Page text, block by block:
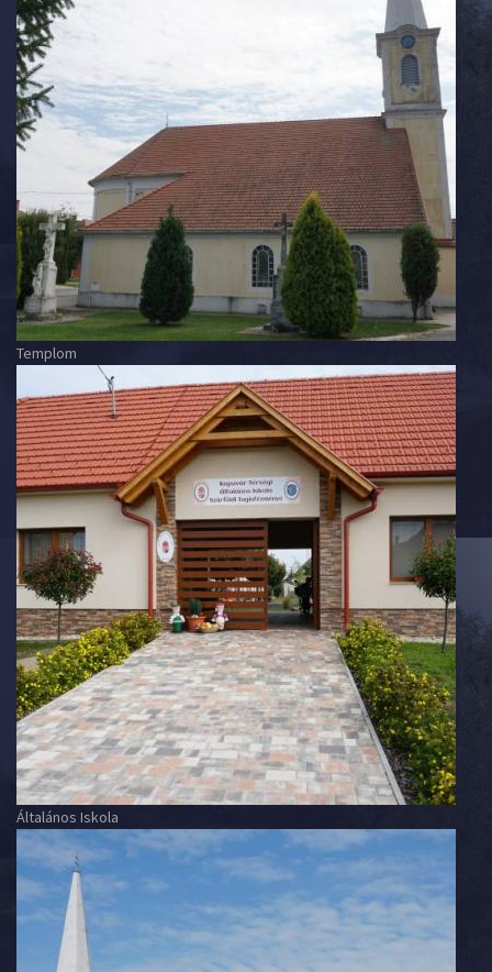
Templom
Általános Iskola